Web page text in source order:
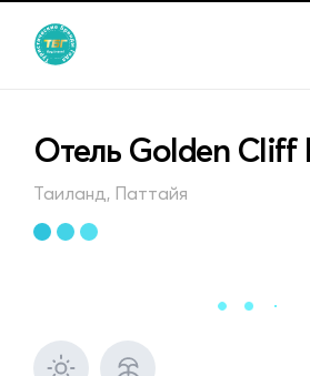
Отель Golden Cliff
Таиланд, Паттайя